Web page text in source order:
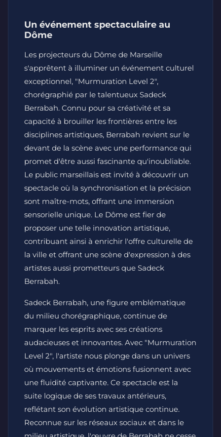
Un événement spectaculaire au
Dôme
Les projecteurs du Dôme de Marseille
s'apprêtent à illuminer un événement culturel
exceptionnel, "Murmuration Level 2",
chorégraphié par le talentueux Sadeck
Berrabah. Connu pour sa créativité et sa
capacité à brouiller les frontières entre les
disciplines artistiques, Berrabah revient sur le
devant de la scène avec une performance qui
promet d'être aussi fascinante qu'inoubliable.
Le public marseillais est invité à découvrir un
spectacle où la synchronisation et la précision
sont maître-mots, offrant une immersion
sensorielle unique. Le Dôme est fier de
proposer une telle innovation artistique,
contribuant ainsi à enrichir l'offre culturelle de
la ville et offrant une scène d'expression à des
artistes aussi prometteurs que Sadeck
Berrabah.
Sadeck Berrabah, une figure emblématique
du milieu chorégraphique, continue de
marquer les esprits avec ses créations
audacieuses et innovantes. Avec "Murmuration
Level 2", l'artiste nous plonge dans un univers
où mouvements et émotions fusionnent avec
une fluidité captivante. Ce spectacle est la
suite logique de ses travaux antérieurs,
reflétant son évolution artistique continue.
Reconnue sur les réseaux sociaux et dans le